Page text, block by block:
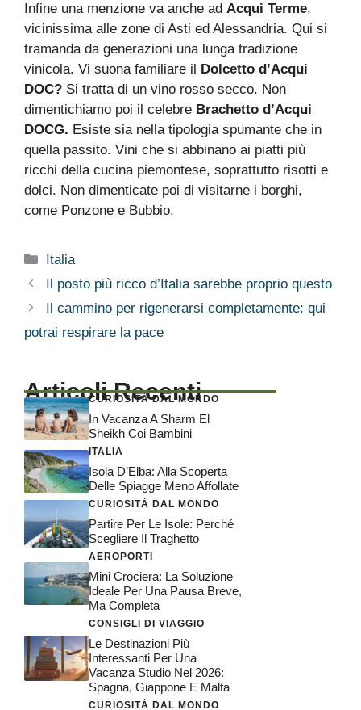
Infine una menzione va anche ad Acqui Terme,
vicinissima alle zone di Asti ed Alessandria. Qui si
tramanda da generazioni una lunga tradizione
vinicola. Vi suona familiare il Dolcetto d’Acqui
DOC? Si tratta di un vino rosso secco. Non
dimentichiamo poi il celebre Brachetto d’Acqui
DOCG. Esiste sia nella tipologia spumante che in
quella passito. Vini che si abbinano ai piatti più
ricchi della cucina piemontese, soprattutto risotti e
dolci. Non dimenticate poi di visitarne i borghi,
come Ponzone e Bubbio.
Categorie
Italia
Il posto più ricco d’Italia sarebbe proprio questo
Il cammino per rigenerarsi completamente: qui
potrai respirare la pace
Articoli Recenti
CURIOSITÀ DAL MONDO
In Vacanza A Sharm El
Sheikh Coi Bambini
ITALIA
Isola D’Elba: Alla Scoperta
Delle Spiagge Meno Affollate
CURIOSITÀ DAL MONDO
Partire Per Le Isole: Perché
Scegliere Il Traghetto
AEROPORTI
Mini Crociera: La Soluzione
Ideale Per Una Pausa Breve,
Ma Completa
CONSIGLI DI VIAGGIO
Le Destinazioni Più
Interessanti Per Una
Vacanza Studio Nel 2026:
Spagna, Giappone E Malta
CURIOSITÀ DAL MONDO